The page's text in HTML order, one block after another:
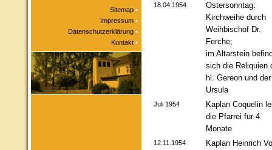
Sitemap •
Impressum •
Datenschutzerklärung •
Kontakt •
18.04.1954
Ostersonntag:
Kirchweihe durch
Weihbischof Dr.
Ferche;
im Altarstein
sich die Reliquien
hl. Gereon und
Ursula
Juli 1954
Kaplan Coquelin
die Pfarrei für 4
Monate
12.11.1954
Kaplan Heinrich